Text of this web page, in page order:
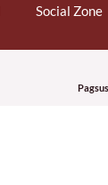
Social Zone